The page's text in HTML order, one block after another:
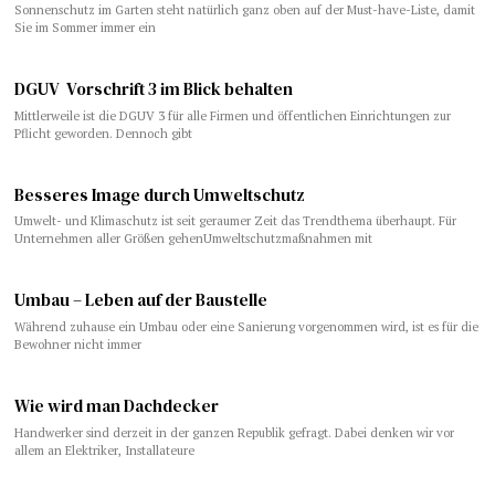
Sonnenschutz im Garten steht natürlich ganz oben auf der Must-have-Liste, damit
Sie im Sommer immer ein
DGUV Vorschrift 3 im Blick behalten
Mittlerweile ist die DGUV 3 für alle Firmen und öffentlichen Einrichtungen zur
Pflicht geworden. Dennoch gibt
Besseres Image durch Umweltschutz
Umwelt- und Klimaschutz ist seit geraumer Zeit das Trendthema überhaupt. Für
Unternehmen aller Größen gehenUmweltschutzmaßnahmen mit
Umbau – Leben auf der Baustelle
Während zuhause ein Umbau oder eine Sanierung vorgenommen wird, ist es für die
Bewohner nicht immer
Wie wird man Dachdecker
Handwerker sind derzeit in der ganzen Republik gefragt. Dabei denken wir vor
allem an Elektriker, Installateure